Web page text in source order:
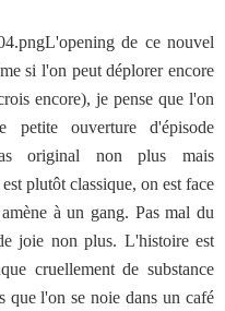
L'opening de ce nouvel
si l'on peut déplorer encore
encore), je pense que l'on
petite ouverture d'épisode
original non plus mais
plutôt classique, on est face
à un gang. Pas mal du
joie non plus. L'histoire est
cruellement de substance
que l'on se noie dans un café